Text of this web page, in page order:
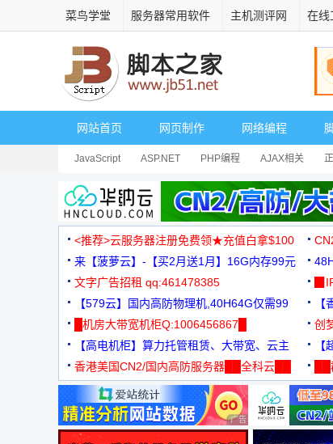
菜鸟学堂 服务器常用软件 主机测评网 在线
网站首页 网页制作 网络编程
JavaScript ASP.NET PHP编程 AJAX相关
安全相关 网页播放器 其它综合 Dart
<推荐>云服务器注册免费领★充值白拿$100
来【菠萝云】-【买2月送1月】16G内存99元
文字广告招租 qq:461478385
【579云】国内高防物理机,40H64G仅需99
元
█机房大带宽机柜Q:1006456867█
创
88
【高电机柜】算力托管租赁、大带宽、云主
机
香港美国CN2/国内高防服务器██全科云██
广告 商业广告，理性选择